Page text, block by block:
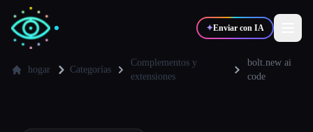
✦Enviar con IA
hogar Categorías
Complementos y
extensiones
bolt.new ai
code